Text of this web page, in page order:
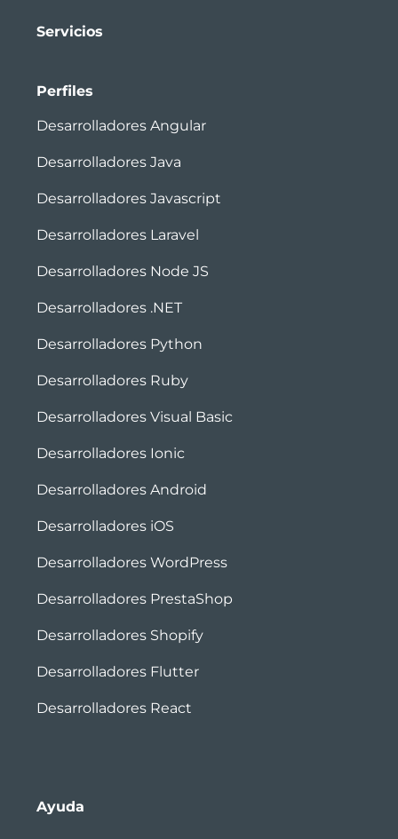
Servicios
Perfiles
Desarrolladores Angular
Desarrolladores Java
Desarrolladores Javascript
Desarrolladores Laravel
Desarrolladores Node JS
Desarrolladores .NET
Desarrolladores Python
Desarrolladores Ruby
Desarrolladores Visual Basic
Desarrolladores Ionic
Desarrolladores Android
Desarrolladores iOS
Desarrolladores WordPress
Desarrolladores PrestaShop
Desarrolladores Shopify
Desarrolladores Flutter
Desarrolladores React
Ayuda